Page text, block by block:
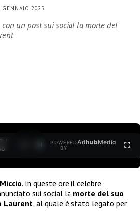
GENNAIO 2025
un post sui social la morte del
/
POWERED
BY
AdhubMedia
. In queste ore il celebre
sui social la morte del suo
Laurent , al quale è stato legato per